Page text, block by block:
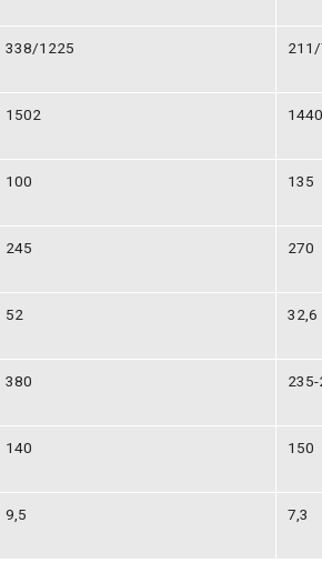
338/1225
1502 1440
100 135
245 270
52 32,6
380
140 150
9,5 7,3